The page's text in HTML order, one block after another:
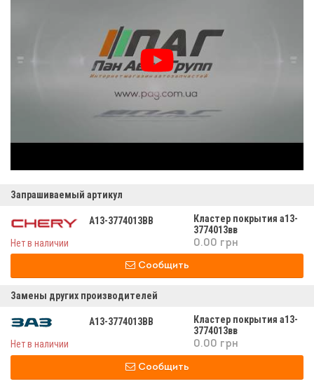
Запрашиваемый артикул
A13-3774013BB
Кластер покрытия а13-
3774013вв
Нет в наличии
0.00 грн
Сообщить
Замены других производителей
A13-3774013BB
Кластер покрытия а13-
3774013вв
Нет в наличии
0.00 грн
Сообщить